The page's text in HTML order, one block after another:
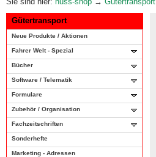
Gütertransport
Neue Produkte / Aktionen
Fahrer Welt - Spezial
Bücher
Software / Telematik
Formulare
Zubehör / Organisation
Fachzeitschriften
Sonderhefte
Marketing - Adressen